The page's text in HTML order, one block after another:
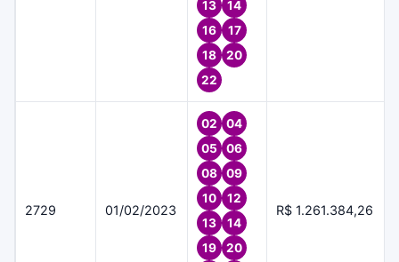
13
14
16
17
18
20
22
2729 01/02/2023
02
04
05
06
08
09
10
12
13
14
19
20
R$ 1.261.384,26